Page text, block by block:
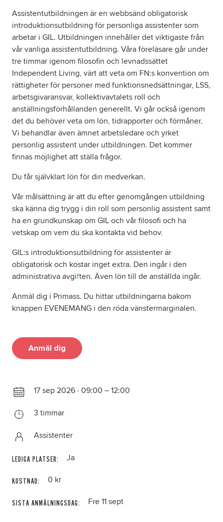
Om oss
Nyheter
Ordlista
FAQ
Tillgänglighetsredogörelse
GDPR
Assistentutbildningen är en webbsänd obligatorisk
introduktionsutbildning för personliga assistenter som
arbetar i GIL. Utbildningen innehåller det viktigaste från
vår vanliga assistentutbildning. Våra föreläsare går under
tre timmar igenom filosofin och levnadssättet
Independent Living, värt att veta om FN:s konvention om
rättigheter för personer med funktionsnedsättningar, LSS,
arbetsgivaransvar, kollektivavtalets roll och
anställningsförhållanden generellt. Vi går också igenom
det du behöver veta om lön, tidrapporter och förmåner.
Vi behandlar även ämnet arbetsledare och yrket
personlig assistent under utbildningen. Det kommer
finnas möjlighet att ställa frågor.
Du får självklart lön för din medverkan.
Vår målsättning är att du efter genomgången utbildning
ska känna dig trygg i din roll som personlig assistent samt
ha en grundkunskap om GIL och vår filosofi och ha
vetskap om vem du ska kontakta vid behov.
GIL:s introduktionsutbildning för assistenter är
obligatorisk och kostar inget extra. Den ingår i den
administrativa avgiften. Även lön till de anställda ingår.
Anmäl dig i Primass. Du hittar utbildningarna bakom
knappen EVENEMANG i den röda vänstermarginalen.
Anmäl dig
17 sep 2026 · 09:00 – 12:00
3 timmar
Assistenter
LEDIGA PLATSER: Ja
KOSTNAD: 0 kr
SISTA ANMÄLNINGSDAG: Fre 11 sept